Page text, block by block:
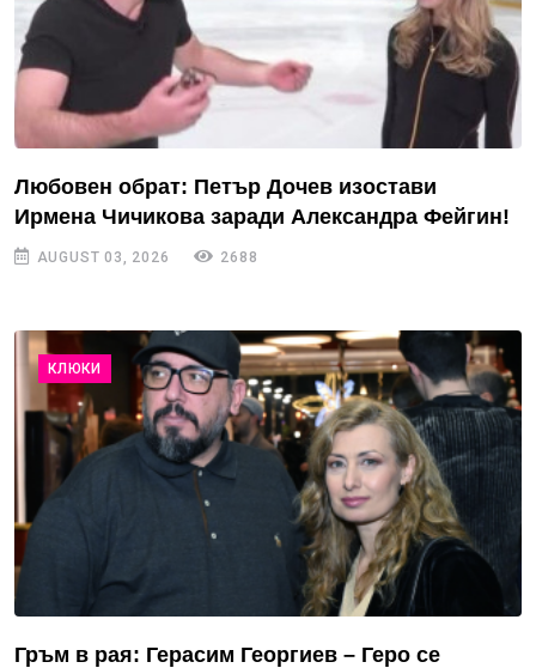
Любовен обрат: Петър Дочев изостави
Ирмена Чичикова заради Александра Фейгин!
AUGUST 03, 2026 2688
КЛЮКИ
Гръм в рая: Герасим Георгиев – Геро се